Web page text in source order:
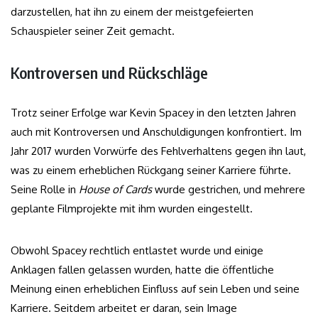
darzustellen, hat ihn zu einem der meistgefeierten
Schauspieler seiner Zeit gemacht.
Kontroversen und Rückschläge
Trotz seiner Erfolge war Kevin Spacey in den letzten Jahren
auch mit Kontroversen und Anschuldigungen konfrontiert. Im
Jahr 2017 wurden Vorwürfe des Fehlverhaltens gegen ihn laut,
was zu einem erheblichen Rückgang seiner Karriere führte.
Seine Rolle in House of Cardswurde gestrichen, und mehrere
geplante Filmprojekte mit ihm wurden eingestellt.
Obwohl Spacey rechtlich entlastet wurde und einige
Anklagen fallen gelassen wurden, hatte die öffentliche
Meinung einen erheblichen Einfluss auf sein Leben und seine
Karriere. Seitdem arbeitet er daran, sein Image